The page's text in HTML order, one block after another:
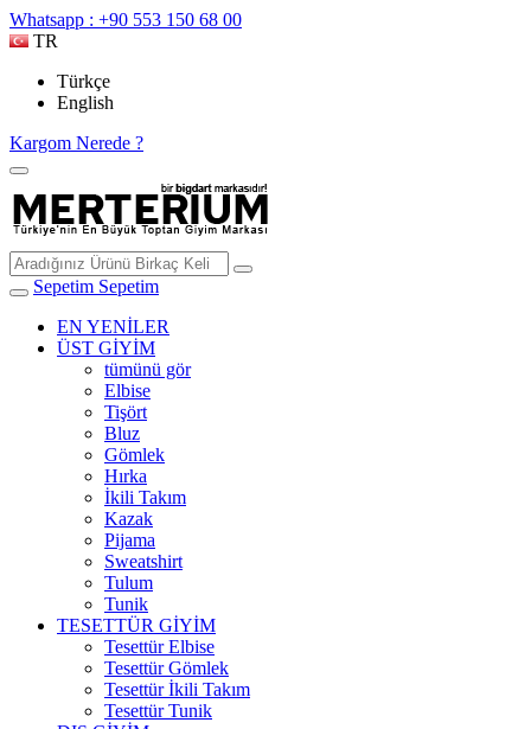
Whatsapp : +90 553 150 68 00
TR
Türkçe
English
Kargom Nerede ?
Sepetim Sepetim
EN YENİLER
ÜST GİYİM
tümünü gör
Elbise
Tişört
Bluz
Gömlek
Hırka
İkili Takım
Kazak
Pijama
Sweatshirt
Tulum
Tunik
TESETTÜR GİYİM
Tesettür Elbise
Tesettür Gömlek
Tesettür İkili Takım
Tesettür Tunik